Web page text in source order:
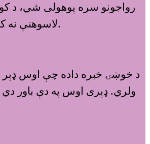
رواجونو سره پوهولى شي، د
لاسوهنې نه کوي. ځانګړى ډول میرمنې ته مو د کورنۍ د غړو ټول خویونه ووایئ او پر وړاندې یې د چلند چل ور وښایاست.
د خوښۍ خبره داده چې اوس ډېر
ولري. ډېرى اوس په دې باور